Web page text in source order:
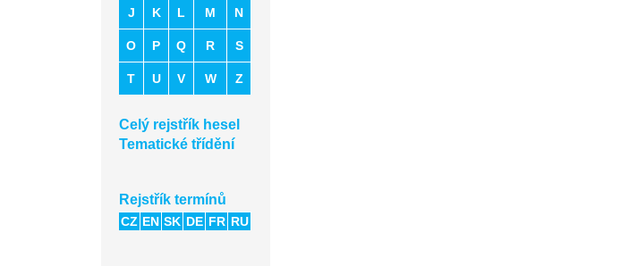
J K L M N
O P Q R S
T U V W Z
Celý rejstřík hesel
Tematické třídění
Rejstřík termínů
CZ EN SK DE FR RU